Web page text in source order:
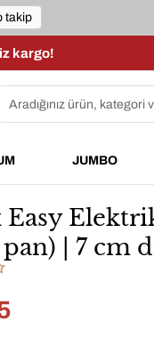
takip
kargo!
Aradığınız ürün, kategori
JUMBO
pan) | 7 cm